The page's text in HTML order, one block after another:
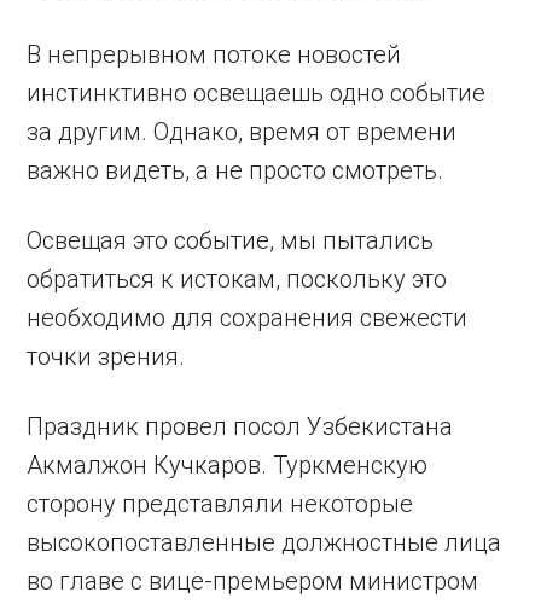
В непрерывном потоке новостей
инстинктивно освещаешь одно событие
за другим. Однако, время от времени
важно видеть, а не просто смотреть.
Освещая это событие, мы пытались
обратиться к истокам, поскольку это
необходимо для сохранения свежести
точки зрения.
Праздник провел посол Узбекистана
Акмалжон Кучкаров. Туркменскую
сторону представляли некоторые
высокопоставленные должностные лица
во главе с вице-премьером министром